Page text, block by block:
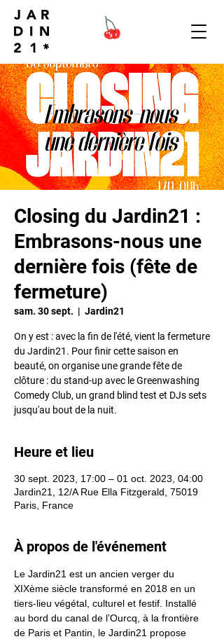
Closing du Jardin21 :
Embrasons-nous une
dernière fois (fête de
fermeture)
sam. 30 sept.
  |
Jardin21
On y est : avec la fin de l'été, vient la fermeture
du Jardin21. Pour finir cette saison en
beauté, on organise une grande fête de
clôture : du stand-up avec le Greenwashing
Comedy Club, un grand blind test et DJs sets
jusqu'au bout de la nuit.
Heure et lieu
30 sept. 2023, 17:00 – 01 oct. 2023, 04:00
Jardin21, 12/A Rue Ella Fitzgerald, 75019
Paris, France
À propos de l'événement
Le Jardin21 est un ancien verger du
XIXème siècle transformé en 2018 en un
tiers-lieu végétal, culturel et festif. Installé
au bord du canal de l’Ourcq, à la frontière
de Paris et Pantin, le Jardin21 propose